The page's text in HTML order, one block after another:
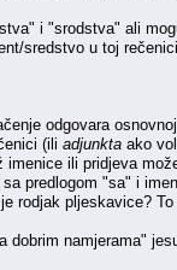
i "srodstva" ali
sredstvo u toj
odgovara
(ili adjunkta ako
ili pridjeva
predlogom "sa" i
rodjak pljeskavice?
dobrim namjerama"